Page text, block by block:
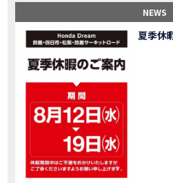
【激カワ女子登場】バイク女
MOVIE 正統派NC750X！大型二輪教習から10年目の素直
MOVIE 女が乗るバイクじゃない？
MOVIE 【福井1泊ツーリング】バ
MOVIE 大型ツアラー！Gold Wing Tour 50th ANNIVWRSARYは女性ライダー
MOVIE 【Monkey125】初めてモンキー！意外
NEW BIKE 大型ツアラー「Gold Wing Tour」と特別仕様の 「
【三重県】女性ライダーツーリングを満喫しました
MOVIE 【女子ツーの実態】恥ずか
MOVIE オイル交換に行ったつも
NEWS
夏季休